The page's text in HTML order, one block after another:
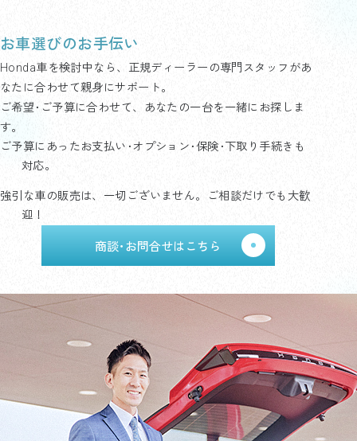
お車選びのお手伝い
Honda車を検討中なら、正規ディーラーの専門スタッフがあ
なたに合わせて親身にサポート。
ご希望･ご予算に合わせて、あなたの一台を一緒にお探しま
す。
ご予算にあったお支払い･オプション･保険･下取り手続きも
対応。
強引な車の販売は、一切ございません。ご相談だけでも大歓
迎！
商談･お問合せはこちら